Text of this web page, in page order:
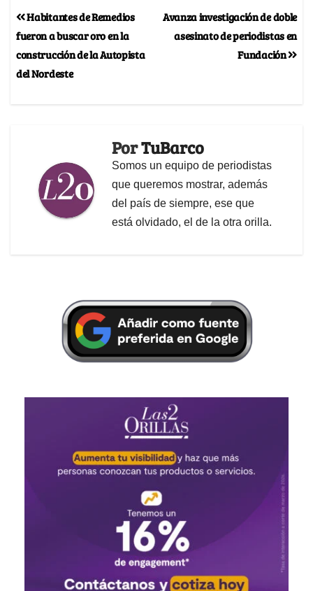
Avanza investigación de doble
asesinato de periodistas en
Fundación
Habitantes de Remedios
fueron a buscar oro en la
construcción de la Autopista
del Nordeste
PorTuBarco
Somos un equipo de periodistas
que queremos mostrar, además
del país de siempre, ese que
está olvidado, el de la otra orilla.